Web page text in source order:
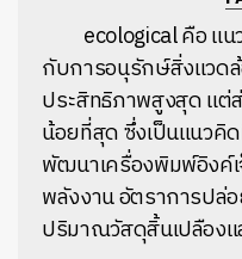
ecological คือ แ
กับการอนุรักษ์สิ่งแวดล้
ประสิทธิภาพสูงสุด แต่
น้อยที่สุด ซึ่งเป็นแนวคิ
พัฒนาเครื่องพิมพ์อิงค์เ
พลังงาน อัตราการปล่
ปริมาณวัสดุสิ้นเปลืองแ